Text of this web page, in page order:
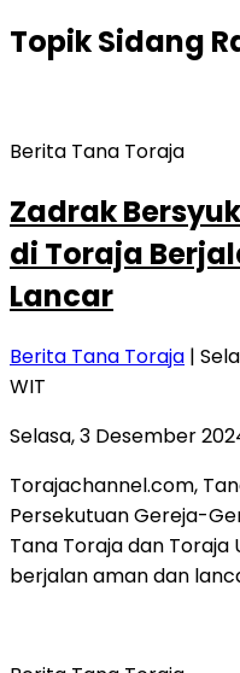
TopikSidang
Berita Tana Toraja
Zadrak
di Toraja
Lancar
Berita Tana Toraja |
WIT
Selasa, 3 Desember
Torajachannel.com,
Persekutuan Gereja-
Tana Toraja dan
berjalan aman dan